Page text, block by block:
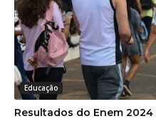
Educação
Resultados do Enem